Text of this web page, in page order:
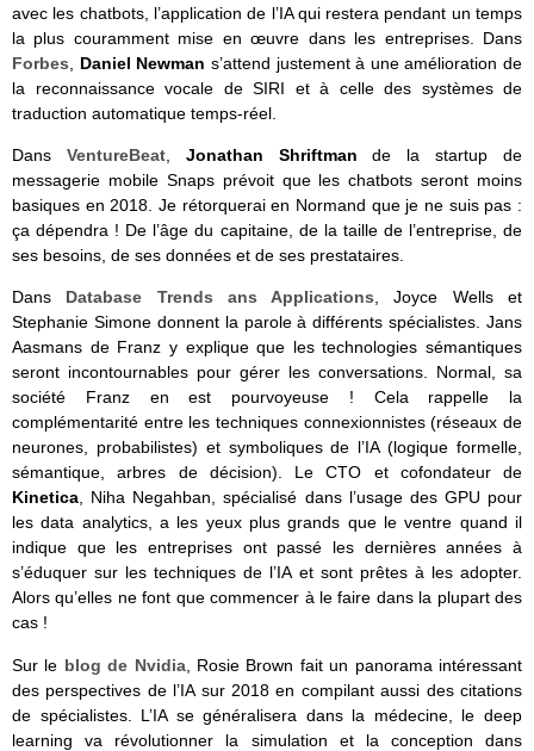
avec les chatbots, l’application de l’IA qui restera pendant un temps
la plus couramment mise en œuvre dans les entreprises. Dans
Forbes, Daniel Newman s’attend justement à une amélioration de
la reconnaissance vocale de SIRI et à celle des systèmes de
traduction automatique temps-réel.
Dans VentureBeat, Jonathan Shriftmande la startup de
messagerie mobile Snaps prévoit que les chatbots seront moins
basiques en 2018. Je rétorquerai en Normand que je ne suis pas :
ça dépendra ! De l’âge du capitaine, de la taille de l’entreprise, de
ses besoins, de ses données et de ses prestataires.
Dans Database Trends ans Applications, Joyce Wells et
Stephanie Simone donnent la parole à différents spécialistes. Jans
Aasmans de Franz y explique que les technologies sémantiques
seront incontournables pour gérer les conversations. Normal, sa
société Franz en est pourvoyeuse ! Cela rappelle la
complémentarité entre les techniques connexionnistes (réseaux de
neurones, probabilistes) et symboliques de l’IA (logique formelle,
sémantique, arbres de décision). Le CTO et cofondateur de
Kinetica, Niha Negahban, spécialisé dans l’usage des GPU pour
les data analytics, a les yeux plus grands que le ventre quand il
indique que les entreprises ont passé les dernières années à
s’éduquer sur les techniques de l’IA et sont prêtes à les adopter.
Alors qu’elles ne font que commencer à le faire dans la plupart des
cas !
Sur le blog de Nvidia, Rosie Brown fait un panorama intéressant
des perspectives de l’IA sur 2018 en compilant aussi des citations
de spécialistes. L’IA se généralisera dans la médecine, le deep
learning va révolutionner la simulation et la conception dans